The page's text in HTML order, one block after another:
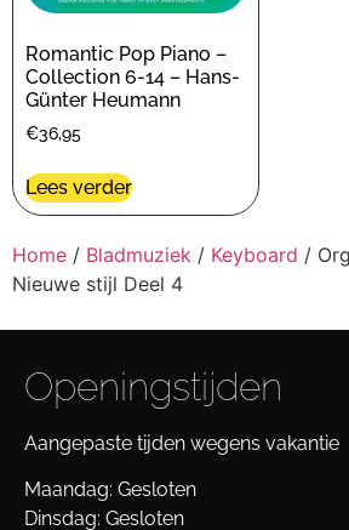
Romantic Pop Piano –
Collection 6-14 – Hans-
Günter Heumann
€36,95
Lees verder
Home / Bladmuziek / Keyboard /
Nieuwe stijl Deel 4
Openingstijden
Aangepaste tijden wegens vakantie
Maandag: Gesloten
Dinsdag: Gesloten